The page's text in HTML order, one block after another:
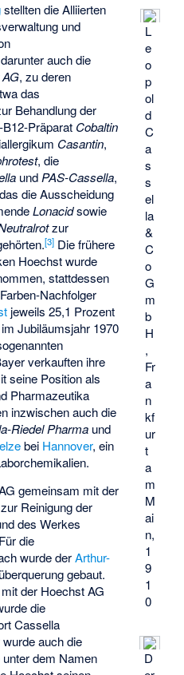
L
e
o
p
ol
d
C
a
s
s
el
la
&
C
o
G
m
b
H
,
Fr
a
n
kf
ur
t
a
m
M
ai
n,
1
9
1
0
stellten die Alliierten
und
auch die
, zu deren
das
Behandlung der
Präparat Cobaltin
Casantin,
, die
undPAS-Cassella,
die Ausscheidung
Lonacidsowie
zur
[3] Die frühere
Hoechst wurde
stattdessen
Nachfolger
jeweils 25,1 Prozent
Jubiläumsjahr 1970
verkauften ihre
seine Position als
Pharmazeutika
inzwischen auch die
Riedel Pharma und
bei Hannover, ein
D
gemeinsam mit der
zur Reinigung der
des Werkes
die
wurde derArthur-
gebaut.
der Hoechst AG
die
Cassella
auch die
dem Namen